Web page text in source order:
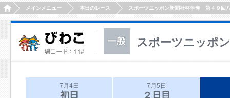
HOMEメインメニュー 本日のレース スポーツニッポン新聞社杯争奪 第４９回
スポーツニッポ
7月4日
初日
7月5日
２日目